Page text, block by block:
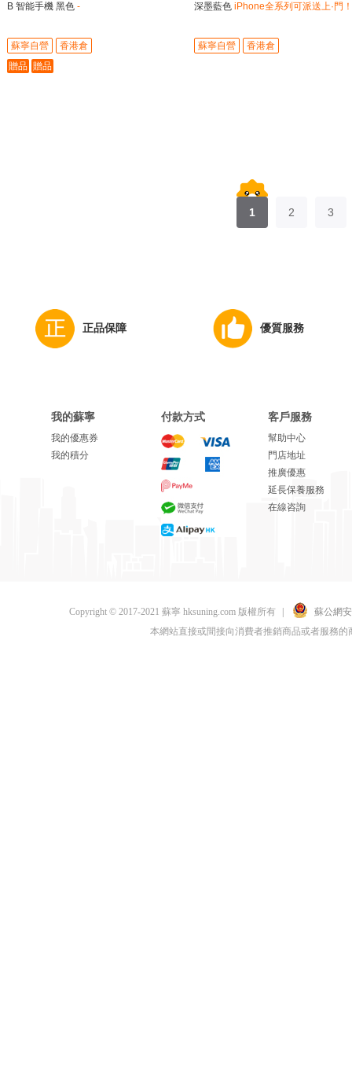
B 智能手機 黑色 -
蘇寧自營
香港倉
贈品 贈品
深墨藍色 iPhone全系列可派送上·門
蘇寧自營 香港倉
1 2 3
正品保障 優質服務
我的蘇寧
我的優惠券
我的積分
付款方式 客戶服務
幫助中心
門店地址
推廣優惠
延長保養服務
在線咨詢
Copyright © 2017-2021 蘇寧 hksuning.com 版權所有
蘇公網
本網站直接或間接向消費者推銷商品或者服務